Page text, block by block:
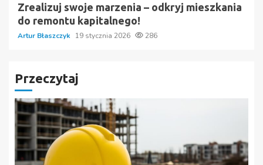
Zrealizuj swoje marzenia – odkryj mieszkania
do remontu kapitalnego!
Artur Błaszczyk 19 stycznia 2026 286
Przeczytaj